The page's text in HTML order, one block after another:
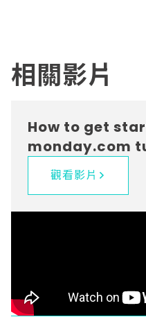
相關影片
How to get
monday.com
觀看影片